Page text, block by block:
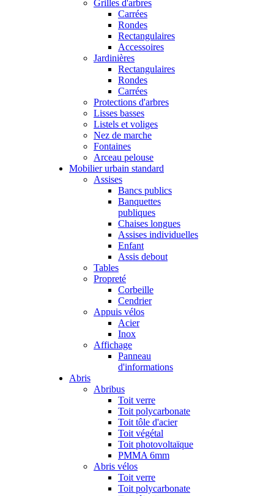
Grilles d'arbres
Carrées
Rondes
Rectangulaires
Accessoires
Jardinières
Rectangulaires
Rondes
Carrées
Protections d'arbres
Lisses basses
Listels et voliges
Nez de marche
Fontaines
Arceau pelouse
Mobilier urbain standard
Assises
Bancs publics
Banquettes
publiques
Chaises longues
Assises individuelles
Enfant
Assis debout
Tables
Propreté
Corbeille
Cendrier
Appuis vélos
Acier
Inox
Affichage
Panneau
d'informations
Abris
Abribus
Toit verre
Toit polycarbonate
Toit tôle d'acier
Toit végétal
Toit photovoltaïque
PMMA 6mm
Abris vélos
Toit verre
Toit polycarbonate